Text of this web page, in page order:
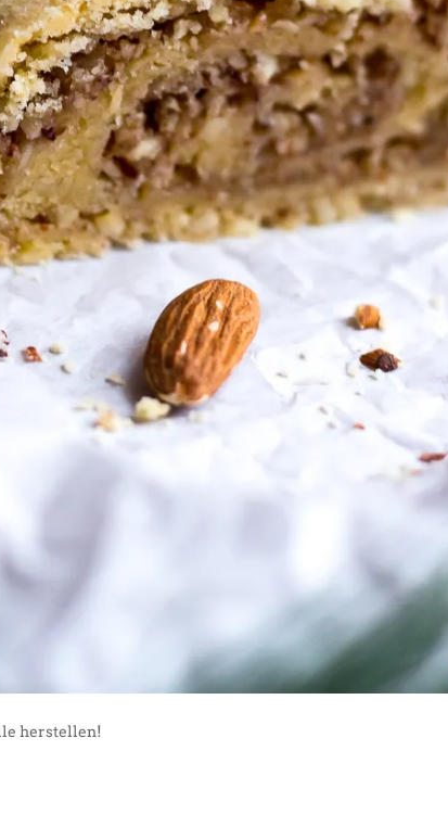
herstellen!